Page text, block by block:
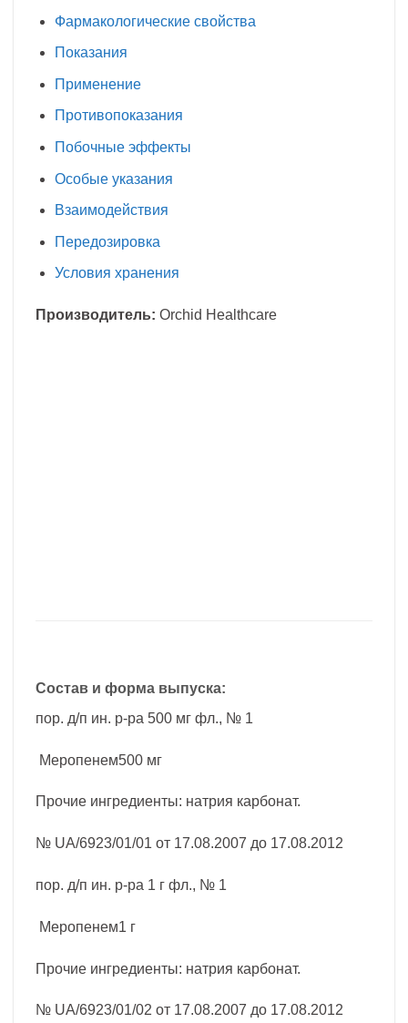
Фармакологические свойства
Показания
Применение
Противопоказания
Побочные эффекты
Особые указания
Взаимодействия
Передозировка
Условия хранения
Производитель: Orchid Healthcare
Состав и форма выпуска:
пор. д/п ин. р-ра 500 мг фл., № 1
Меропенем500 мг
Прочие ингредиенты: натрия карбонат.
№ UA/6923/01/01 от 17.08.2007 до 17.08.2012
пор. д/п ин. р-ра 1 г фл., № 1
Меропенем1 г
Прочие ингредиенты: натрия карбонат.
№ UA/6923/01/02 от 17.08.2007 до 17.08.2012